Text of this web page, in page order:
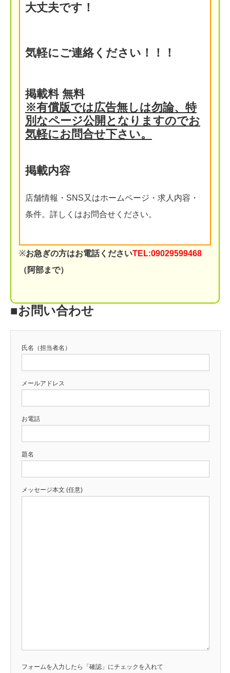
大丈夫です！
気軽にご連絡ください！！！
掲載料 無料
※有償版では広告無しは勿論、特
別なページ公開となりますのでお
気軽にお問合せ下さい。
掲載内容
店舗情報・SNS又はホームページ・求人内容・
条件。詳しくはお問合せください。
※お急ぎの方はお電話くださいTEL:09029599468
（阿部まで）
■お問い合わせ
氏名（担当者名）
メールアドレス
お電話
題名
メッセージ本文 (任意)
フォームを入力したら「確認」にチェックを入れて